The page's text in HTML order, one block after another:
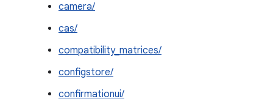
camera/
cas/
compatibility_matrices/
configstore/
confirmationui/